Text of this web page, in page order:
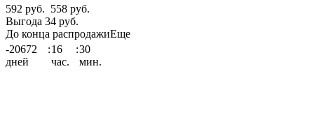
592 руб. 558 руб.
Выгода 34 руб.
До конца распродажиЕще
-20672
:16 :30
дней
час. мин.